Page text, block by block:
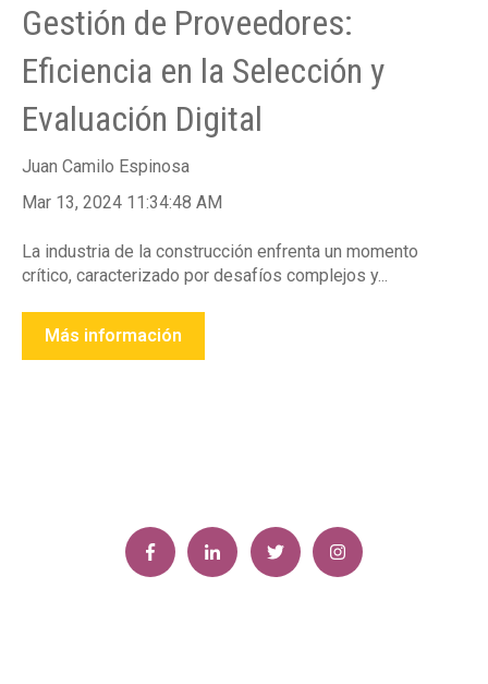
Gestión de Proveedores:
Eficiencia en la Selección y
Evaluación Digital
Juan Camilo Espinosa
Mar 13, 2024 11:34:48 AM
La industria de la construcción enfrenta un momento
crítico, caracterizado por desafíos complejos y...
Más información